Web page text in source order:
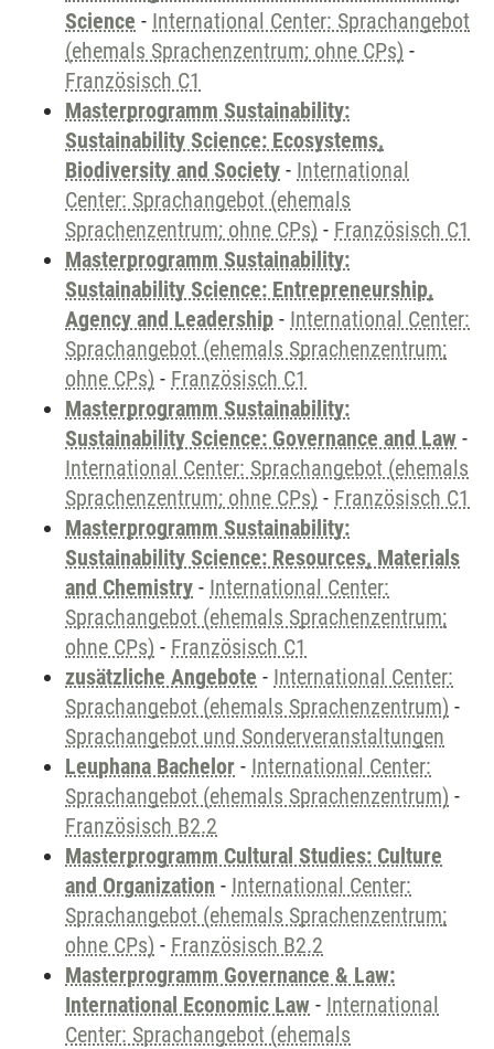
Science - International Center: Sprachangebot
(ehemals Sprachenzentrum; ohne CPs) -
Französisch C1
Masterprogramm Sustainability:
Sustainability Science: Ecosystems,
Biodiversity and Society - International
Center: Sprachangebot (ehemals
Sprachenzentrum; ohne CPs) - Französisch C1
Masterprogramm Sustainability:
Sustainability Science: Entrepreneurship,
Agency and Leadership - International Center:
Sprachangebot (ehemals Sprachenzentrum;
ohne CPs) - Französisch C1
Masterprogramm Sustainability:
Sustainability Science: Governance and Law -
International Center: Sprachangebot (ehemals
Sprachenzentrum; ohne CPs) - Französisch C1
Masterprogramm Sustainability:
Sustainability Science: Resources, Materials
and Chemistry - International Center:
Sprachangebot (ehemals Sprachenzentrum;
ohne CPs) - Französisch C1
zusätzliche Angebote - International Center:
Sprachangebot (ehemals Sprachenzentrum) -
Sprachangebot und Sonderveranstaltungen
Leuphana Bachelor - International Center:
Sprachangebot (ehemals Sprachenzentrum) -
Französisch B2.2
Masterprogramm Cultural Studies: Culture
and Organization - International Center:
Sprachangebot (ehemals Sprachenzentrum;
ohne CPs) - Französisch B2.2
Masterprogramm Governance & Law:
International Economic Law - International
Center: Sprachangebot (ehemals